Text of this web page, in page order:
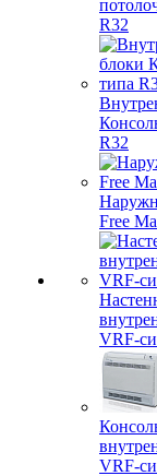
R32
R32
Free
VRF-
VRF-